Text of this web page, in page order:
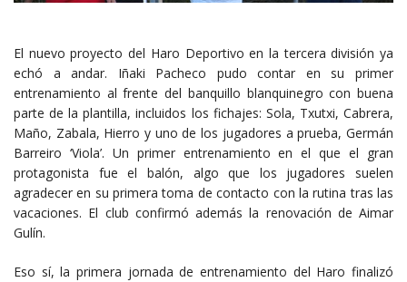
El nuevo proyecto del Haro Deportivo en la tercera división ya
echó a andar. Iñaki Pacheco pudo contar en su primer
entrenamiento al frente del banquillo blanquinegro con buena
parte de la plantilla, incluidos los fichajes: Sola, Txutxi, Cabrera,
Maño, Zabala, Hierro y uno de los jugadores a prueba, Germán
Barreiro ‘Viola’. Un primer entrenamiento en el que el gran
protagonista fue el balón, algo que los jugadores suelen
agradecer en su primera toma de contacto con la rutina tras las
vacaciones. El club confirmó además la renovación de Aimar
Gulín.
Eso sí, la primera jornada de entrenamiento del Haro finalizó